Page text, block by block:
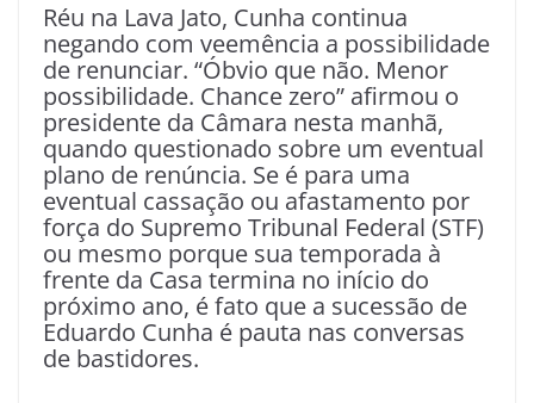
Réu na Lava Jato, Cunha continua
negando com veemência a possibilidade
de renunciar. “Óbvio que não. Menor
possibilidade. Chance zero” afirmou o
presidente da Câmara nesta manhã,
quando questionado sobre um eventual
plano de renúncia. Se é para uma
eventual cassação ou afastamento por
força do Supremo Tribunal Federal (STF)
ou mesmo porque sua temporada à
frente da Casa termina no início do
próximo ano, é fato que a sucessão de
Eduardo Cunha é pauta nas conversas
de bastidores.